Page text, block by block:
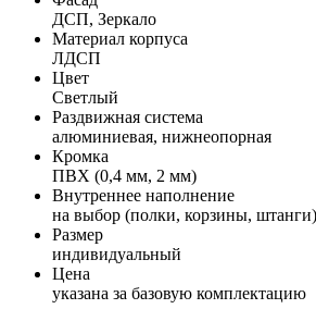
ДСП, Зеркало
Материал корпуса
ЛДСП
Цвет
Светлый
Раздвижная система
алюминиевая, нижнеопорная
Кромка
ПВХ (0,4 мм, 2 мм)
Внутреннее наполнение
на выбор (полки, корзины, штанги)
Размер
индивидуальный
Цена
указана за базовую комплектацию